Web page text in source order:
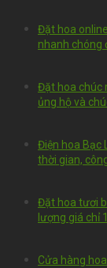
Đặt hoa
nhanh chóng
Đặt hoa chúc
ủng hộ và
Điện hoa Bạc
thời gian,
Đặt hoa tươi
lượng giá chỉ
Cửa hàng